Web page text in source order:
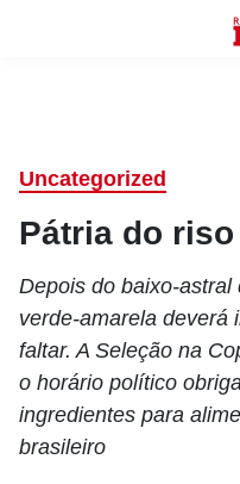
Uncategorized
Pátria do riso
Depois do baixo-
verde-amarela deverá
faltar. A Seleção na
o horário político
ingredientes para
brasileiro